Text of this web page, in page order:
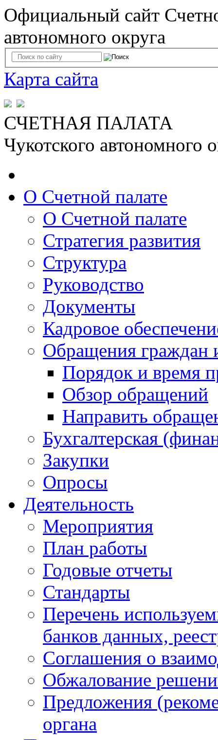
Официальный сайт
автономного округа
Карта сайта
СЧЕТНАЯ ПАЛАТА
Чукотского автономного
О Счетной палате
О Счетной палате
Стратегия развития
Структура
Руководство
Документы
Кадровое
Обращения граждан
Порядок и время
Обзор обращений
Направить
Бухгалтерская
Закупки
Опросы
Деятельность
Мероприятия
План работы
Годовые отчеты
Стандарты
Перечень
банков данных,
Соглашения о
Обжалование
Предложения
органа